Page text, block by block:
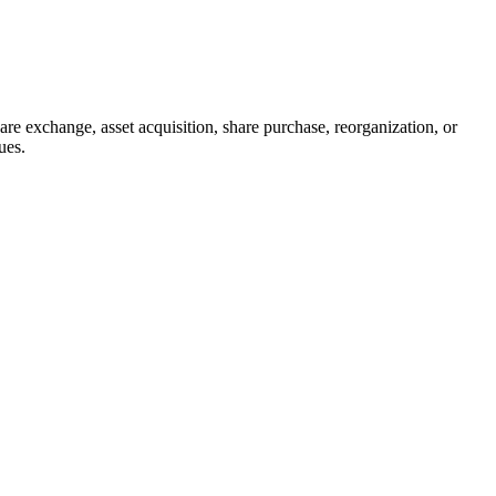
exchange, asset acquisition, share purchase, reorganization, or